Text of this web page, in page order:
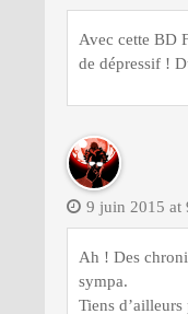
Avec cette BD
de dépressif !
9 juin 2015 at
Ah ! Des
sympa.
Tiens